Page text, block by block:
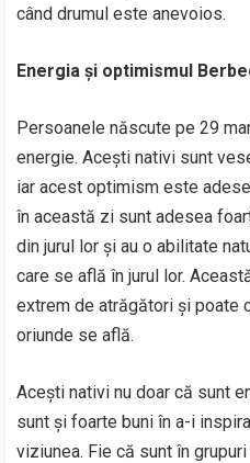
când drumul este anevoios.
Energia și optimismul
Persoanele născute pe 29
energie. Acești nativi sunt
iar acest optimism este
în această zi sunt adesea
din jurul lor și au o abilitate
care se află în jurul lor.
extrem de atrăgători și poate
oriunde se află.
Acești nativi nu doar că sunt
sunt și foarte buni în a-i
viziunea. Fie că sunt în